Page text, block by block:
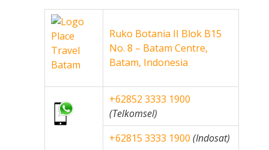
Ruko Botania II Blok B15
No. 8 – Batam Centre,
Batam, Indonesia
+62852 3333 1900
(Telkomsel)
+62815 3333 1900 (Indosat)